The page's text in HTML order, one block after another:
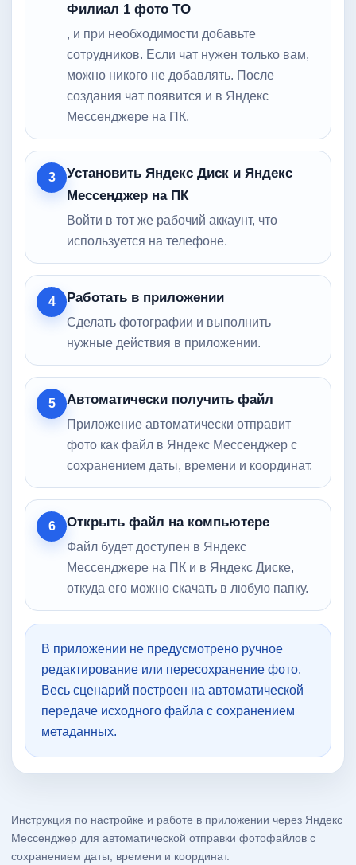
Филиал 1 фото ТО
, и при необходимости добавьте
сотрудников. Если чат нужен только вам,
можно никого не добавлять. После
создания чат появится и в Яндекс
Мессенджере на ПК.
3
Установить Яндекс Диск и Яндекс
Мессенджер на ПК
Войти в тот же рабочий аккаунт, что
используется на телефоне.
4 Работать в приложении
Сделать фотографии и выполнить
нужные действия в приложении.
5 Автоматически получить файл
Приложение автоматически отправит
фото как файл в Яндекс Мессенджер с
сохранением даты, времени и координат.
6 Открыть файл на компьютере
Файл будет доступен в Яндекс
Мессенджере на ПК и в Яндекс Диске,
откуда его можно скачать в любую папку.
В приложении не предусмотрено ручное
редактирование или пересохранение фото.
Весь сценарий построен на автоматической
передаче исходного файла с сохранением
метаданных.
Инструкция по настройке и работе в приложении через Яндекс
Мессенджер для автоматической отправки фотофайлов с
сохранением даты, времени и координат.